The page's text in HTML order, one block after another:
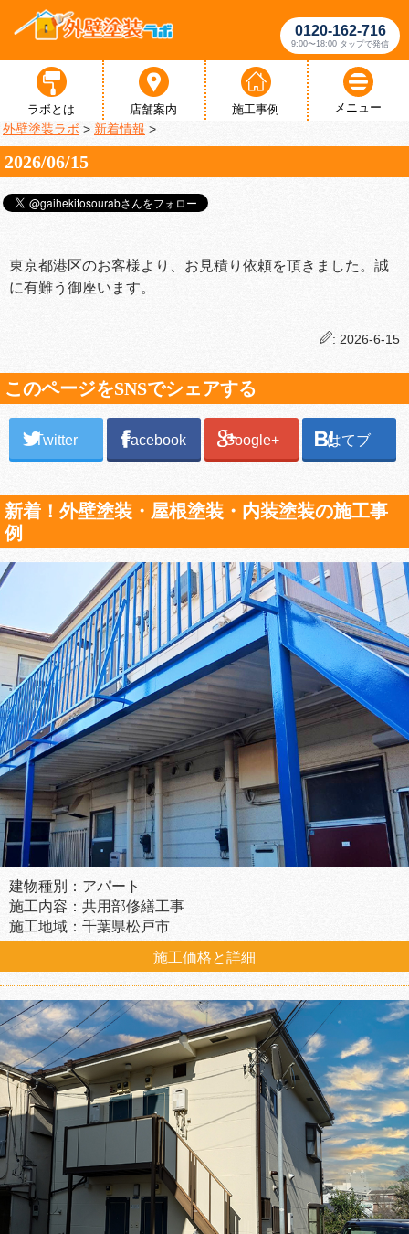
0120-162-716
9:00〜18:00 タップで発信
ラボとは 店舗案内 施工事例 メニュー
外壁塗装ラボ > 新着情報 >
2026/06/15
東京都港区のお客様より、お見積り依頼を頂きました。誠
に有難う御座います。
: 2026-6-15
このページをSNSでシェアする
Twitter Facebook Google+ はてブ
新着！外壁塗装・屋根塗装・内装塗装の施工事
例
建物種別：アパート
施工内容：共用部修繕工事
施工地域：千葉県松戸市
施工価格と詳細